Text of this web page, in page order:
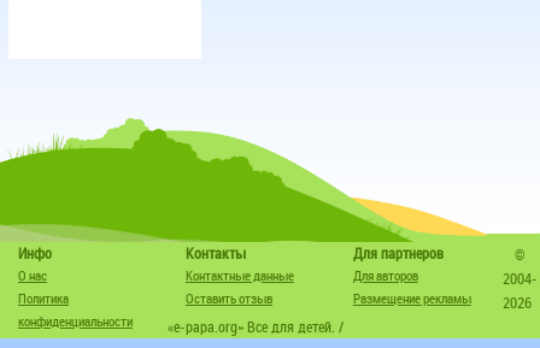
Инфо
О нас
Политика
конфиденциальности
Контакты
Контактные данные
Оставить отзыв
Для партнеров
Для авторов
Размещение рекламы
©
2004-
2026
«e-papa.org» Все для детей. /